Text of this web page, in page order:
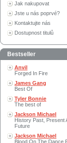
Jak nakupovat
Jste u nás poprvé?
Kontaktujte nás
Dostupnost titulů
Bestseller
Anvil
Forged In Fire
James Gang
Best Of
Tyler Bonnie
The best of
Jackson Michael
History Past, Present
Future
Jackson Michael
Blood On The Dance